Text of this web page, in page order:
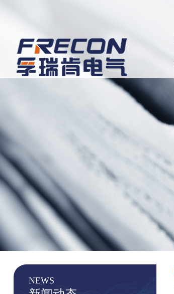
NEWS